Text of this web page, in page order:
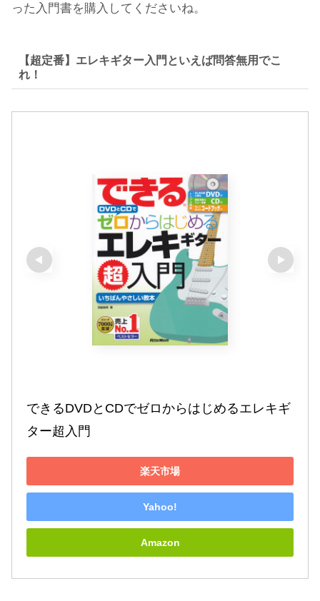
った入門書を購入してくださいね。
【超定番】エレキギター入門といえば問答無用でこ
れ！
できるDVDとCDでゼロからはじめるエレキギ
ター超入門
楽天市場
Yahoo!
Amazon